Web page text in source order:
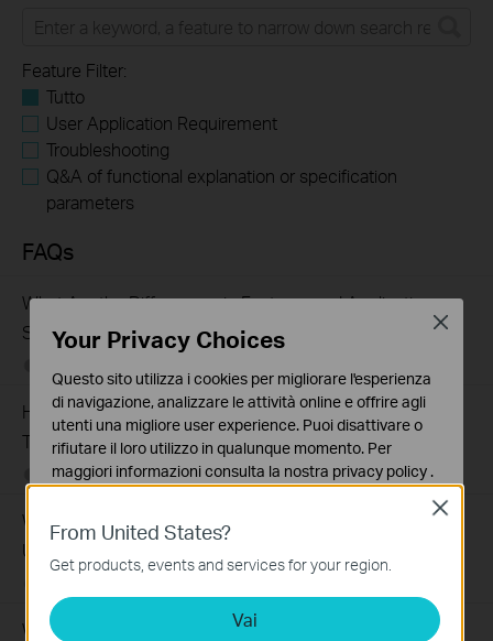
Feature Filter:
Tutto
User Application Requirement
Troubleshooting
Q&A of functional explanation or specification
parameters
FAQs
What Are the Differences in Features and Application
Scenarios Among Various Series Switches
How to Test the Jumbo Frame Pass-Through Feature on
TP-Link Switches
07-31-2026 287587views
Why Are the Ethernet LED Indicators Off on My TP-Link
Unmanaged Switch?
What Can I Do If My PC Is Not Working When Connected
From United States?
Get products, events and services for your region.
Vai
Close
Your Privacy Choices
Questo sito utilizza i cookies per migliorare l'esperienza
di navigazione, analizzare le attività online e offrire agli
utenti una migliore user experience. Puoi disattivare o
rifiutare il loro utilizzo in qualunque momento. Per
maggiori informazioni consulta la nostra privacy policy .
Questi cookies sono necessari per il corretto
funzionamento del sito e non possono essere disattivati
nel tuo sistema.
Analytics e Marketing Cookies
Close